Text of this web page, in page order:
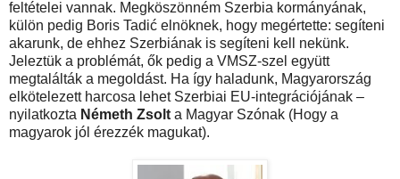
feltételei vannak. Megköszönném Szerbia kormányának,
külön pedig Boris Tadić elnöknek, hogy megértette: segíteni
akarunk, de ehhez Szerbiának is segíteni kell nekünk.
Jeleztük a problémát, ők pedig a VMSZ-szel együtt
megtalálták a megoldást. Ha így haladunk, Magyarország
elkötelezett harcosa lehet Szerbiai EU-integrációjának –
nyilatkozta Németh Zsolt a Magyar Szónak (Hogy a
magyarok jól érezzék magukat).